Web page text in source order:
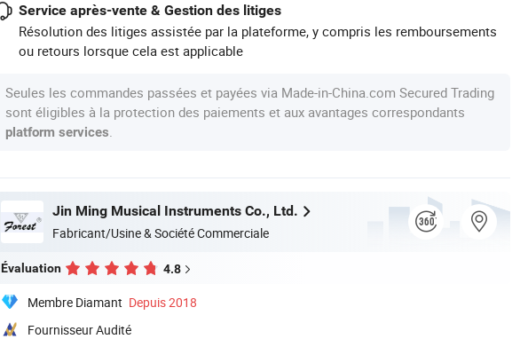
Service après-vente & Gestion des litiges
Résolution des litiges assistée par la plateforme, y compris les remboursements
ou retours lorsque cela est applicable
Seules les commandes passées et payées via Made-in-China.com Secured Trading
sont éligibles à la protection des paiements et aux avantages correspondants
platform services
Jin Ming Musical Instruments Co., Ltd.
Fabricant/Usine & Société Commerciale
Évaluation 4.8
Membre Diamant Depuis 2018
Fournisseur Audité